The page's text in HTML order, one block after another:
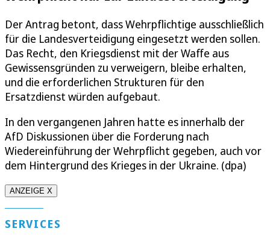
Der Antrag betont, dass Wehrpflichtige ausschließlich
für die Landesverteidigung eingesetzt werden sollen.
Das Recht, den Kriegsdienst mit der Waffe aus
Gewissensgründen zu verweigern, bleibe erhalten,
und die erforderlichen Strukturen für den
Ersatzdienst würden aufgebaut.
In den vergangenen Jahren hatte es innerhalb der
AfD Diskussionen über die Forderung nach
Wiedereinführung der Wehrpflicht gegeben, auch vor
dem Hintergrund des Krieges in der Ukraine. (dpa)
ANZEIGE X
SERVICES